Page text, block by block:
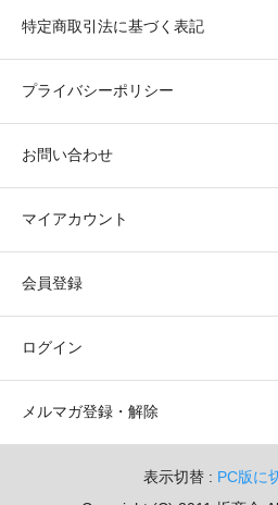
特定商取引法に基づく表記
プライバシーポリシー
お問い合わせ
マイアカウント
会員登録
ログイン
メルマガ登録・解除
表示切替 : PC版に